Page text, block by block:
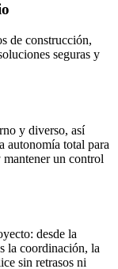
de construcción,
seguras y
y diverso, así
autonomía total para
mantener un control
desde la
la coordinación, la
sin retrasos ni